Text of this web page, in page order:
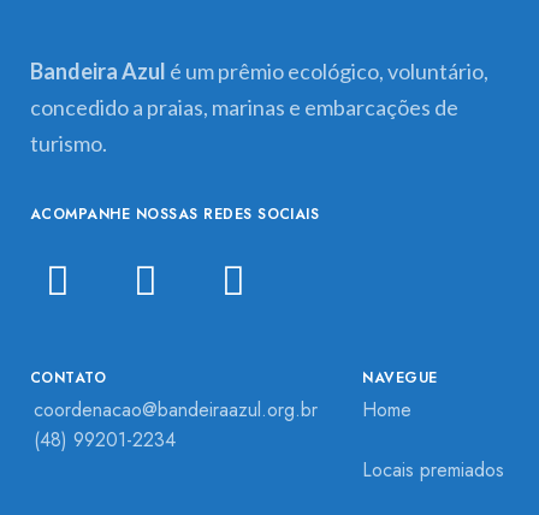
Bandeira Azul é um prêmio ecológico, voluntário,
concedido a praias, marinas e embarcações de
turismo.
ACOMPANHE NOSSAS REDES SOCIAIS
NAVEGUE
Home
Locais premiados
CONTATO
coordenacao@bandeiraazul.org.br
(48) 99201-2234